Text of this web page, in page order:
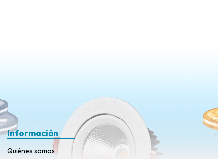
Información
Quiénes somos